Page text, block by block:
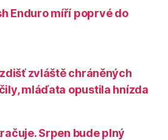
Enduro míří poprvé do
zvláště chráněných
mláďata opustila hnízda
Srpen bude plný